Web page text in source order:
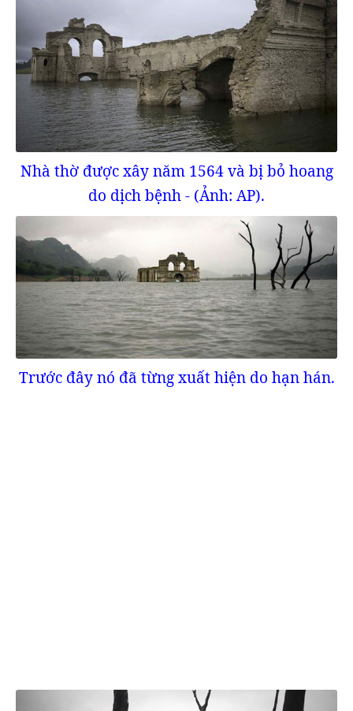
Nhà thờ được xây năm 1564 và bị bỏ hoang
do dịch bệnh - (Ảnh: AP).
Trước đây nó đã từng xuất hiện do hạn hán.